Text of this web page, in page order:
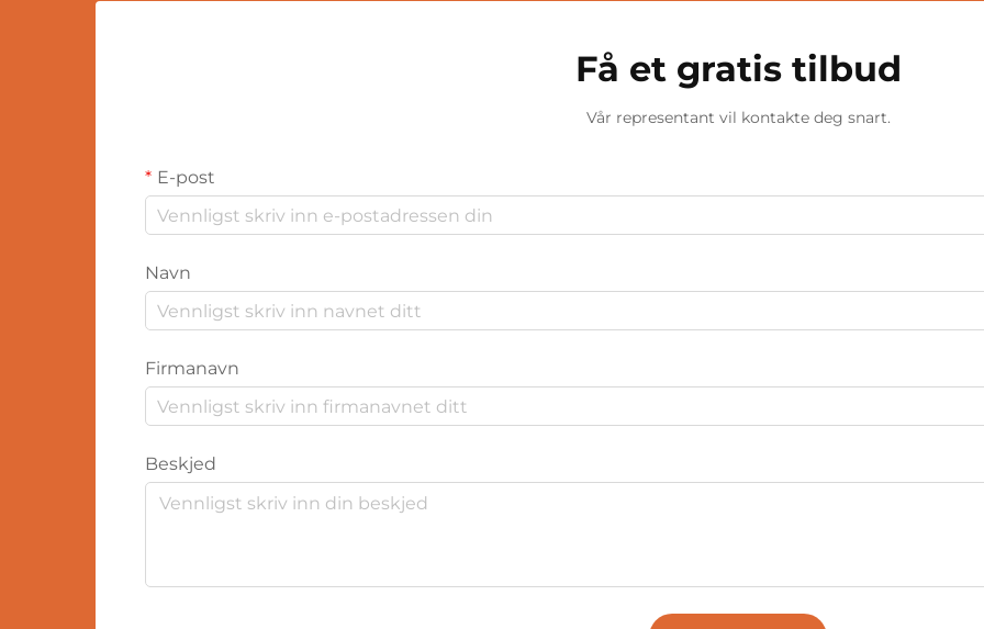
Få et gratis tilbud
Vår representant vil kontakte deg snart.
E-post
Navn
Firmanavn
Beskjed